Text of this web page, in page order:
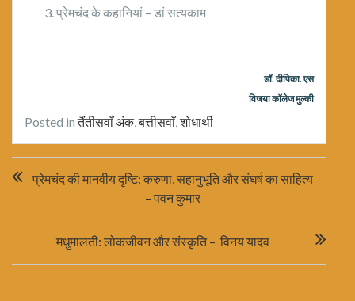
प्रेमचंद के कहानियां – डां सत्यकाम
डॉ. दीपिका. एस
विजया कॉलेज मुल्की
Posted inतैंतीसवाँ अंक,बत्तीसवाँ,शोधार्थी
navigation
प्रेमचंद की मानवीय दृष्टि: करुणा, सहानुभूति और संघर्ष का साहित्य
– पवन कुमार
मधुमालती: लोकजीवन और संस्कृति – विनय यादव